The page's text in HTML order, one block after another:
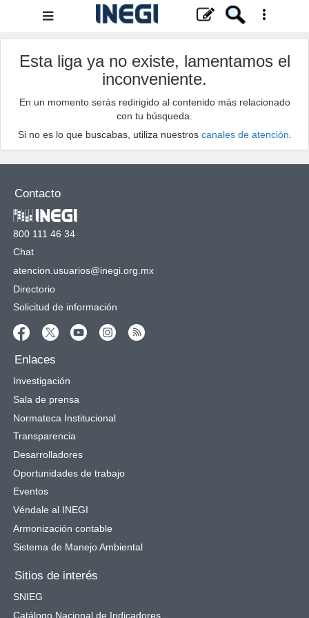
Menú
de
navegación
Esta liga ya no existe, lamentamos el
inconveniente.
En un momento serás redirigido al contenido más relacionado
con tu búsqueda.
Si no es lo que buscabas, utiliza nuestros canales de atención
Contacto
800 111 46 34
Chat
atencion.usuarios@inegi.org.mx
Directorio
Solicitud de información
Enlaces
Investigación
Sala de prensa
Normateca Institucional
Transparencia
Desarrolladores
Oportunidades de trabajo
Eventos
Véndale al INEGI
Armonización contable
Sistema de Manejo Ambiental
Sitios de interés
SNIEG
Catálogo Nacional de Indicadores